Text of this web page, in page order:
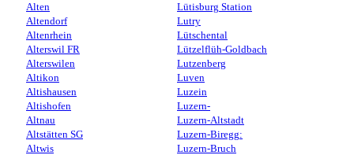
Alten
Altendorf
Altenrhein
Alterswil FR
Alterswilen
Altikon
Altishausen
Altishofen
Altnau
Altstätten SG
Altwis
Lütisburg Station
Lutry
Lütschental
Lützelflüh-Goldbach
Lutzenberg
Luven
Luzein
Luzern-
Luzern-Altstadt
Luzern-Biregg:
Luzern-Bruch